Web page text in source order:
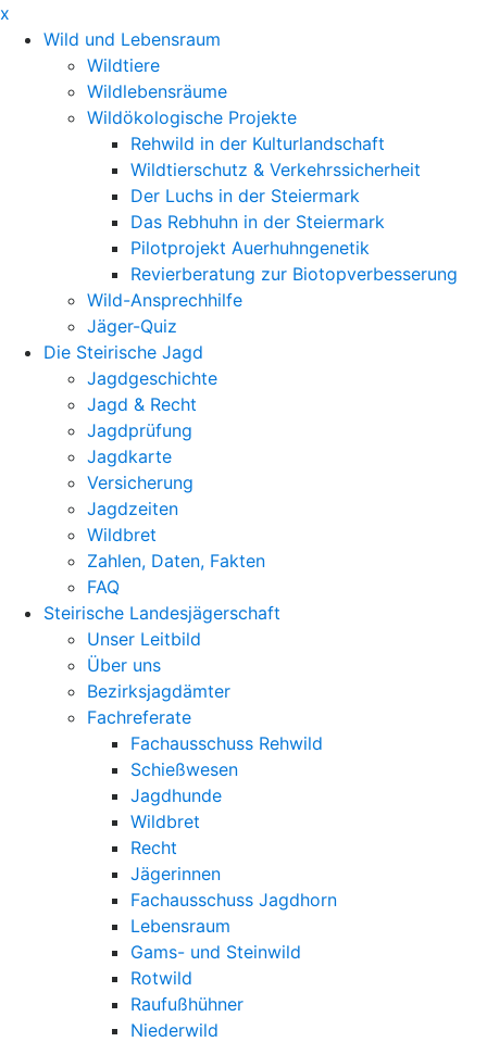
x
Wild und Lebensraum
Wildtiere
Wildlebensräume
Wildökologische Projekte
Rehwild in der Kulturlandschaft
Wildtierschutz & Verkehrssicherheit
Der Luchs in der Steiermark
Das Rebhuhn in der Steiermark
Pilotprojekt Auerhuhngenetik
Revierberatung zur Biotopverbesserung
Wild-Ansprechhilfe
Jäger-Quiz
Die Steirische Jagd
Jagdgeschichte
Jagd & Recht
Jagdprüfung
Jagdkarte
Versicherung
Jagdzeiten
Wildbret
Zahlen, Daten, Fakten
FAQ
Steirische Landesjägerschaft
Unser Leitbild
Über uns
Bezirksjagdämter
Fachreferate
Fachausschuss Rehwild
Schießwesen
Jagdhunde
Wildbret
Recht
Jägerinnen
Fachausschuss Jagdhorn
Lebensraum
Gams- und Steinwild
Rotwild
Raufußhühner
Niederwild